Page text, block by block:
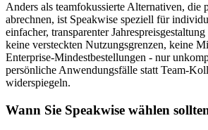
Anders als teamfokussierte Alternativen, die
abrechnen, ist Speakwise speziell für
einfacher, transparenter
keine versteckten Nutzungsgrenzen, keine
Enterprise-Mindestbestellungen - nur
persönliche Anwendungsfälle statt Team-
widerspiegeln.
Wann Sie Speakwise wählen